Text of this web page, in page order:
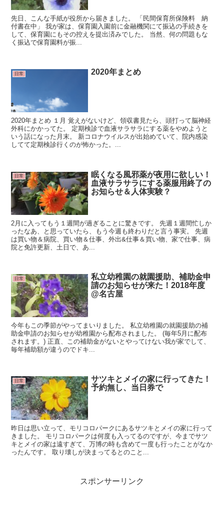
先日、こんな手紙が役所から届きました。 「民間保育所保険料 納
付書在中」 我が家は、保育園入園前に金融機関にて振込の手続きを
して、保育園にもその控えを提出済みでした。 当然、何の問題もな
く振込で保育園料が振...
日常 2020年まとめ
2020年まとめ １月 覚えがないけど、領収書見たら、頭打って脳神経
外科にかかってた。 定期検診で血液サラサラにする薬をやめようと
いう話になった月末。 新コロナウイルスが出始めていて、院内感染
してて定期検診行くのが怖かった。...
日常
眠くなる風邪薬が夜用に欲しい！
血液サラサラにする薬服用終了の
お知らせ＆人体実験？
2月に入ってもう１週間が過ぎることに驚きです。 先週１週間忙しか
ったなあ、と思っていたら、もう今週も終わりだと言う事実。 先週
は買い物＆病院、買い物＆仕事、外出&仕事＆買い物、家で仕事、病
院と免許更新、土日で、あ...
日常
私立幼稚園の就園援助、補助金申
請のお知らせが来た！2018年度
@名古屋
今年もこの季節がやってまいりました。 私立幼稚園の就園援助の補
助金申請のお知らせが幼稚園から配布されました。 (毎年5月に配布
されます。) 正直、この補助金がないとやってけない我が家でして、
毎年補助額が違うのでドキ...
日常
サツキとメイの家に行ってきた！
予約無し、当日券で
昨日は思い立って、モリコロパークにあるサツキとメイの家に行って
きました。 モリコロパークは何度も入ってるのですが、今までサツ
キとメイの家は遠すぎて、万博の時も含めて一度も行ったことがなか
ったんです。 取り壊しが決まってるとのこと...
スポンサーリンク